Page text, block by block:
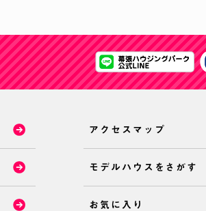
アクセスマップ
モデルハウスをさがす
お気に入り